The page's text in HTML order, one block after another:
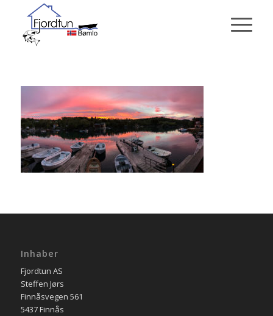
Inhaber
Fjordtun AS
Steffen Jørs
Finnåsvegen 561
5437 Finnås